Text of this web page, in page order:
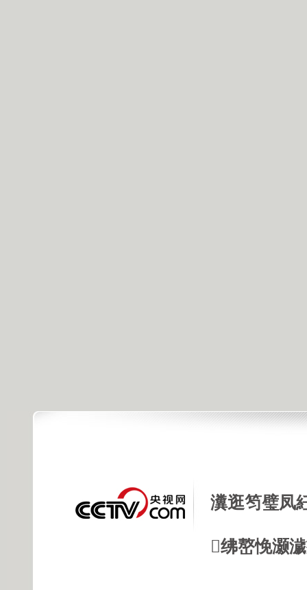
瀵逛笉璧凤
绋嶅悗灏